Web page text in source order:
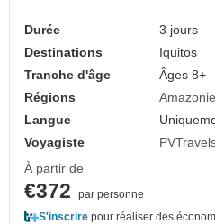
Durée
3 jours
Destinations
Iquitos
Tranche d'âge
Âges 8+
Régions
Langue
Voyagiste
À partir de
€372
par personne
S'inscrire pour réaliser des